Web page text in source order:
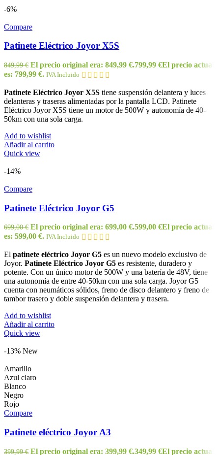
-6%
Compare
Patinete Eléctrico Joyor X5S
849,99€ El precio original era: 849,99 €.799,99 €El precio actual
es: 799,99 €. IVA Incluido
Patinete Eléctrico Joyor X5S tiene suspensión delantera y luces
delanteras y traseras alimentadas por la pantalla LCD. Patinete
Eléctrico Joyor X5S tiene un motor de 500W y autonomía de 40-
50km con una sola carga.
Add to wishlist
Añadir al carrito
Quick view
-14%
Compare
Patinete Eléctrico Joyor G5
699,00€ El precio original era: 699,00 €.599,00 €El precio actual
es: 599,00 €. IVA Incluido
El patinete eléctrico Joyor G5 es un nuevo modelo exclusivo de
Joyor. Patinete Eléctrico Joyor G5 es resistente, duradero y
potente. Con un único motor de 500W y una batería de 48V, tiene
una autonomía de entre 40-50km con una sola carga. Joyor G5
cuenta con neumáticos sólidos, freno de disco delantero y freno de
tambor trasero y doble suspensión delantera y trasera.
Add to wishlist
Añadir al carrito
Quick view
-13% New
Amarillo
Azul claro
Blanco
Negro
Rojo
Compare
Patinete eléctrico Joyor A3
399,99€ El precio original era: 399,99 €.349,99 €El precio actual